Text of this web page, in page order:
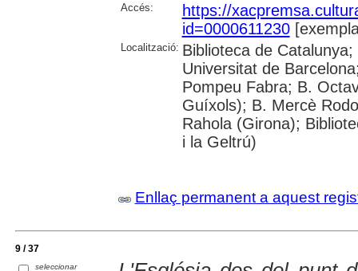
Accés:
https://
id=0000611230
Localització: Biblioteca de
Universitat de
Pompeu Fabra; B.
Guíxols); B. Mercè
Rahola (Girona);
i la Geltrú)
Enllaç permanent a aquest
9 / 37
seleccionar